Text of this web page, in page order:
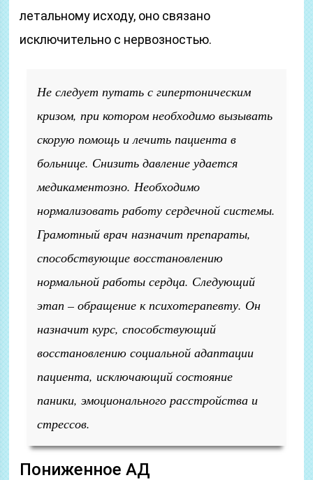
летальному исходу, оно связано
исключительно с нервозностью.
Не следует путать с гипертоническим
кризом, при котором необходимо вызывать
скорую помощь и лечить пациента в
больнице. Снизить давление удается
медикаментозно. Необходимо
нормализовать работу сердечной системы.
Грамотный врач назначит препараты,
способствующие восстановлению
нормальной работы сердца. Следующий
этап – обращение к психотерапевту. Он
назначит курс, способствующий
восстановлению социальной адаптации
пациента, исключающий состояние
паники, эмоционального расстройства и
стрессов.
Пониженное АД